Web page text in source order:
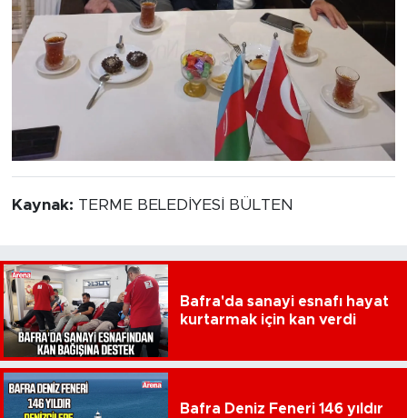
Kaynak: TERME BELEDİYESİ BÜLTEN
Bafra'da sanayi esnafı hayat
kurtarmak için kan verdi
Bafra Deniz Feneri 146 yıldır